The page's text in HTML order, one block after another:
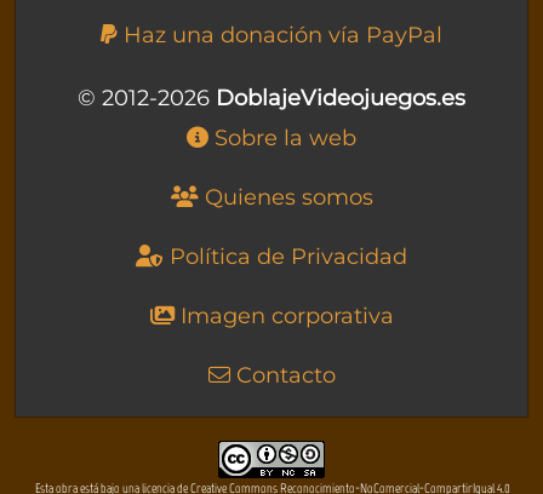
Haz una donación vía PayPal
© 2012-2026 DoblajeVideojuegos.es
Sobre la web
Quienes somos
Política de Privacidad
Imagen corporativa
Contacto
Esta obra está bajo una licencia de Creative Commons Reconocimiento-NoComercial-CompartirIgual 4.0